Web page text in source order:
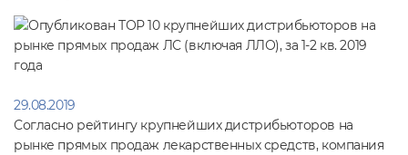
29.08.2019
Согласно рейтингу крупнейших дистрибьюторов на
рынке прямых продаж лекарственных средств, компания